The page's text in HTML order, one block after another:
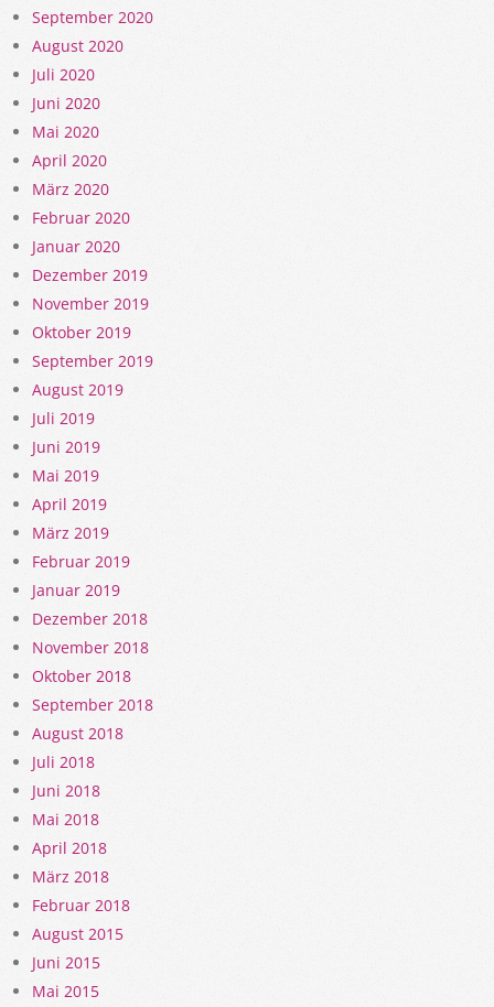
September 2020
August 2020
Juli 2020
Juni 2020
Mai 2020
April 2020
März 2020
Februar 2020
Januar 2020
Dezember 2019
November 2019
Oktober 2019
September 2019
August 2019
Juli 2019
Juni 2019
Mai 2019
April 2019
März 2019
Februar 2019
Januar 2019
Dezember 2018
November 2018
Oktober 2018
September 2018
August 2018
Juli 2018
Juni 2018
Mai 2018
April 2018
März 2018
Februar 2018
August 2015
Juni 2015
Mai 2015